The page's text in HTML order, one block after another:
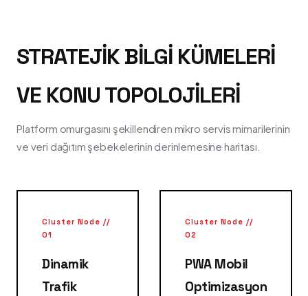
STRATEJIK BILGI KÜMELERI
VE KONU TOPOLOJILERI
Platform omurgasını şekillendiren mikro servis mimarilerinin
ve veri dağıtım şebekelerinin derinlemesine haritası.
Cluster Node //
01
Dinamik
Trafik
Cluster Node //
02
PWA Mobil
Optimizasyon